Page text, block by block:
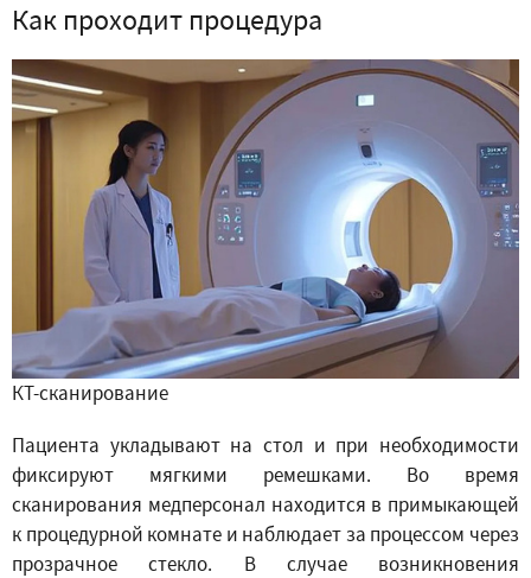
Как проходит процедура
КТ-сканирование
Пациента укладывают на стол и при необходимости
фиксируют мягкими ремешками. Во время
сканирования медперсонал находится в примыкающей
к процедурной комнате и наблюдает за процессом через
прозрачное стекло. В случае возникновения